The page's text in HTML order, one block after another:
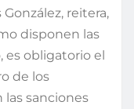
reitera,
disponen las
es obligatorio el
de los
las sanciones